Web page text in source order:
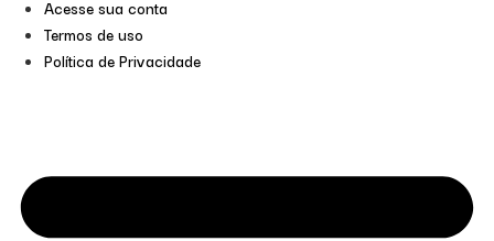
Acesse sua conta
Termos de uso
Política de Privacidade